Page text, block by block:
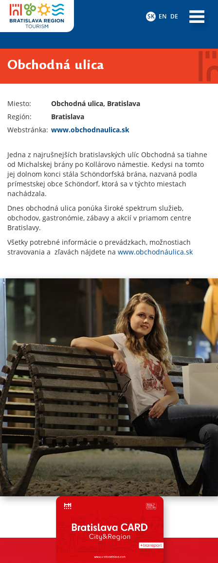
SK EN DE
Obchodná ulica
Miesto:
Obchodná ulica, Bratislava
Región:
Bratislava
Webstránka: www.obchodnaulica.sk
Jedna z najrušnejších bratislavských ulíc Obchodná sa tiahne
od Michalskej brány po Kollárovo námestie. Kedysi na tomto
jej dolnom konci stála Schöndorfská brána, nazvaná podla
prímestskej obce Schöndorf, ktorá sa v týchto miestach
nachádzala.
Dnes obchodná ulica ponúka široké spektrum služieb,
obchodov, gastronómie, zábavy a akcií v priamom centre
Bratislavy.
Všetky potrebné informácie o prevádzkach, možnostiach
stravovania a zľavách nájdete na www.obchodnáulica.sk